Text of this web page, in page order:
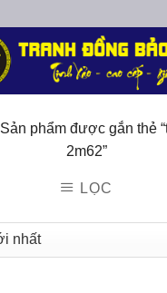
Sản phẩm được gắn thẻ
2m62”
LỌC